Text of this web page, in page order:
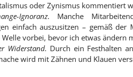
oder Zynismus kommentiert
Ignoranz. Manche
ein­fach auszusitzen – gemäß der
vorbei, bevor ich etwas ändern
Widerstand. Durch ein Festhalten
wird mit Zähnen und Klauen